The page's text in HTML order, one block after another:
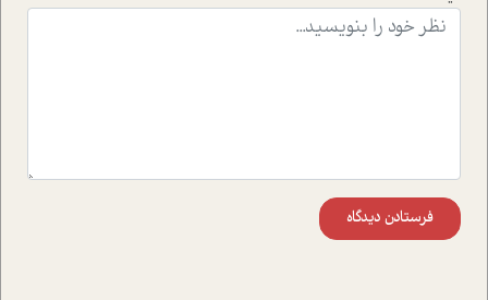
موثرترین راهکارهای استفاده از هوش مصنوعی در حوزه های
فرستادن دیدگاه